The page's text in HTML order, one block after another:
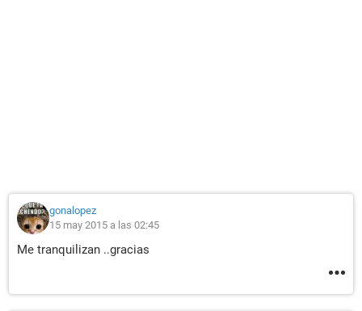
gonalopez
15 may 2015 a las 02:45
Me tranquilizan ..gracias